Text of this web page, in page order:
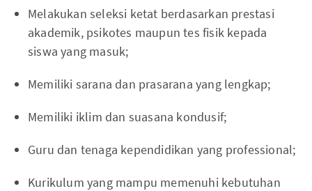
Melakukan seleksi ketat berdasarkan prestasi
akademik, psikotes maupun tes fisik kepada
siswa yang masuk;
Memiliki sarana dan prasarana yang lengkap;
Memiliki iklim dan suasana kondusif;
Guru dan tenaga kependidikan yang professional;
Kurikulum yang mampu memenuhi kebutuhan